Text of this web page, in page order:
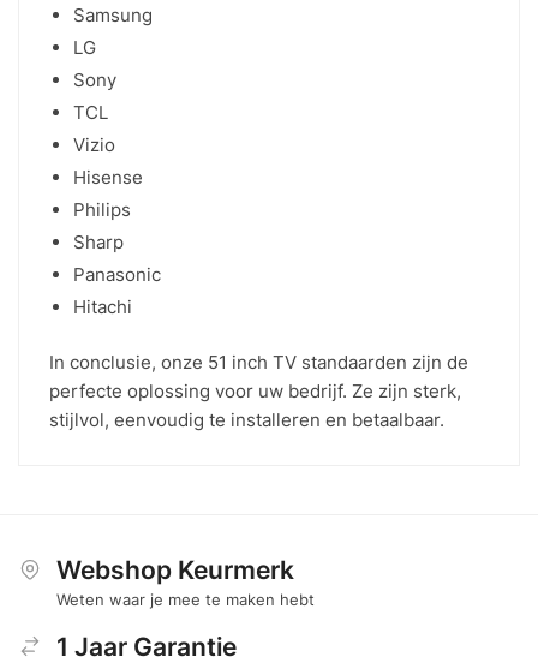
Samsung
LG
Sony
TCL
Vizio
Hisense
Philips
Sharp
Panasonic
Hitachi
In conclusie, onze 51 inch TV standaarden zijn de
perfecte oplossing voor uw bedrijf. Ze zijn sterk,
stijlvol, eenvoudig te installeren en betaalbaar.
Webshop Keurmerk
Weten waar je mee te maken hebt
1 Jaar Garantie